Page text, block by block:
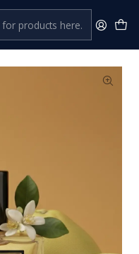
Femeninos
de Parfum